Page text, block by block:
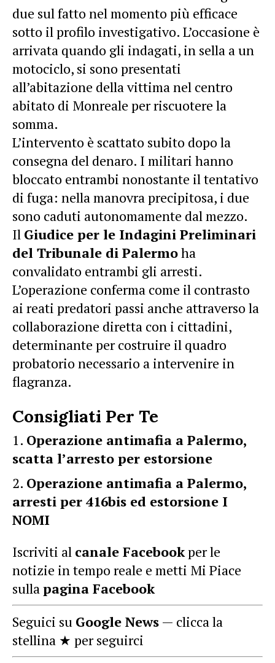
due sul fatto nel momento più efficace
sotto il profilo investigativo. L’occasione è
arrivata quando gli indagati, in sella a un
motociclo, si sono presentati
all’abitazione della vittima nel centro
abitato di Monreale per riscuotere la
somma.
L’intervento è scattato subito dopo la
consegna del denaro. I militari hanno
bloccato entrambi nonostante il tentativo
di fuga: nella manovra precipitosa, i due
sono caduti autonomamente dal mezzo.
Il Giudice per le Indagini Preliminari
del Tribunale di Palermoha
convalidato entrambi gli arresti.
L’operazione conferma come il contrasto
ai reati predatori passi anche attraverso la
collaborazione diretta con i cittadini,
determinante per costruire il quadro
probatorio necessario a intervenire in
flagranza.
Consigliati Per Te
Operazione antimafia a Palermo,
scatta l’arresto per estorsione
Operazione antimafia a Palermo,
arresti per 416bis ed estorsione I
NOMI
Iscriviti al canale Facebookper le
notizie in tempo reale e metti Mi Piace
sullapagina Facebook
Seguici su Google News — clicca la
stellina ★ per seguirci